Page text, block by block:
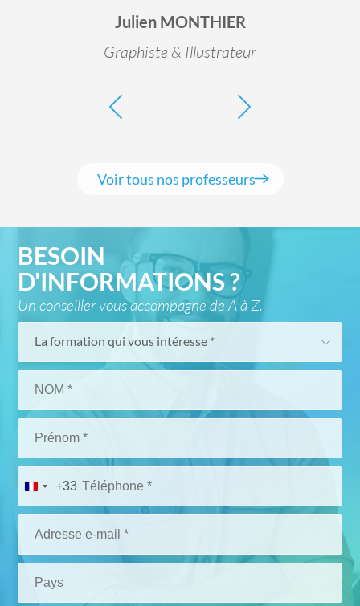
Julien MONTHIER
Graphiste & Illustrateur
Voir tous nos professeurs
BESOIN
D'INFORMATIONS ?
Un conseiller vous accompagne de A à Z.
La formation qui vous intéresse *
+33